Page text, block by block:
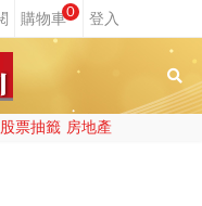
0
股票抽籤 房地產